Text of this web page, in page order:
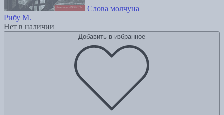
Слова молчуна
Рибу М.
Нет в наличии
Добавить в избранное